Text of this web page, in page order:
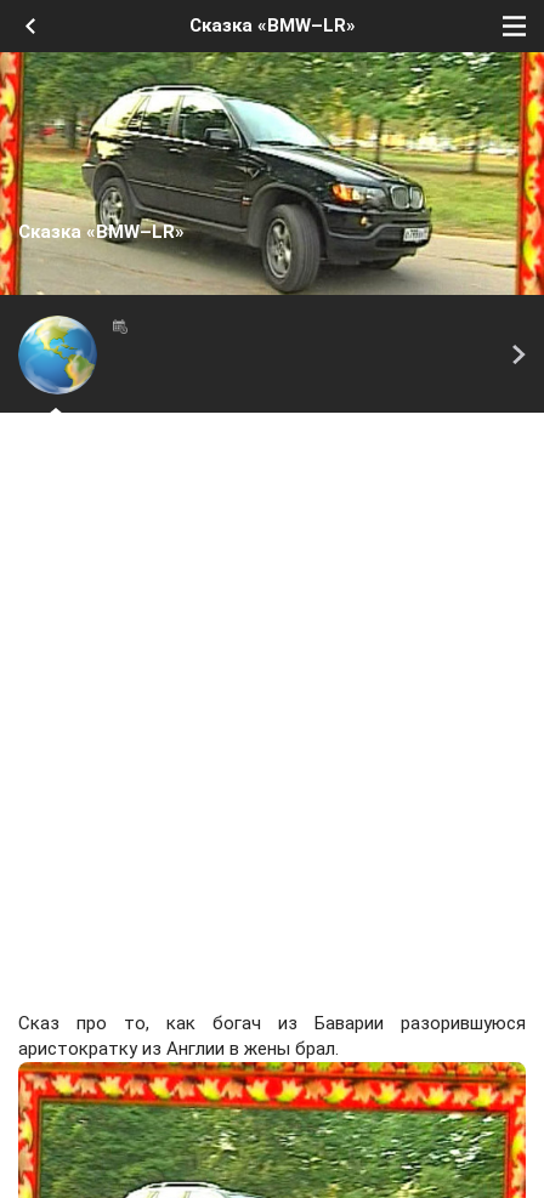
Сказка «BMW–LR»
Сказка «BMW–LR»
Сказ про то, как богач из Баварии разорившуюся
аристократку из Англии в жены брал.